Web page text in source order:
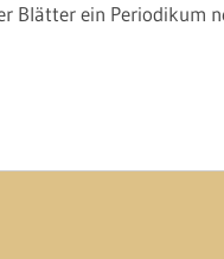
Blätter ein Periodikum